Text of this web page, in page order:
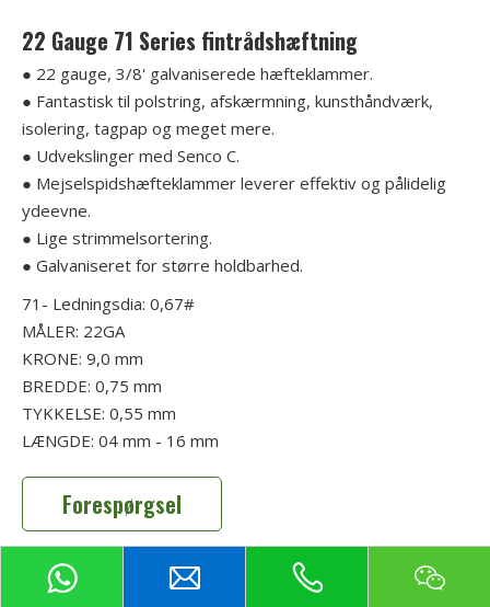
22 Gauge 71 Series fintrådshæftning
● 22 gauge, 3/8' galvaniserede hæfteklammer.
● Fantastisk til polstring, afskærmning, kunsthåndværk,
isolering, tagpap og meget mere.
● Udvekslinger med Senco C.
● Mejselspidshæfteklammer leverer effektiv og pålidelig
ydeevne.
● Lige strimmelsortering.
● Galvaniseret for større holdbarhed.
71- Ledningsdia: 0,67#
MÅLER: 22GA
KRONE: 9,0 mm
BREDDE: 0,75 mm
TYKKELSE: 0,55 mm
LÆNGDE: 04 mm - 16 mm
Forespørgsel